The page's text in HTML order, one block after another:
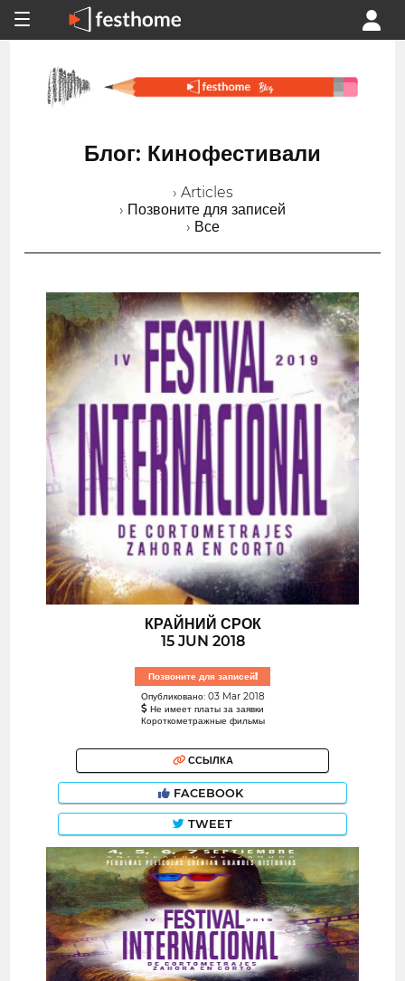
Блог: Кинофестивали
› Articles
› Позвоните для записей
› Все
КРАЙНИЙ СРОК
15 JUN 2018
Позвоните для записей!
Опубликовано: 03 Mar 2018
Не имеет платы за заявки
Короткометражные фильмы
ССЫЛКА
FACEBOOK
TWEET